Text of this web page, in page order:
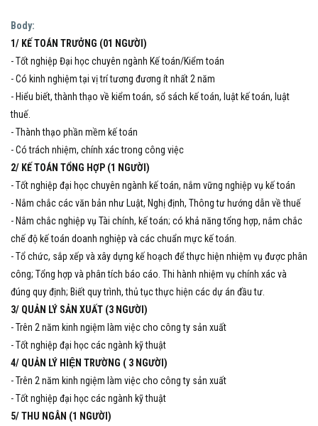
Body:
1/ KẾ TOÁN TRƯỞNG (01 NGƯỜI)
- Tốt nghiệp Đại học chuyên ngành Kế toán/Kiểm toán
- Có kinh nghiệm tại vị trí tương đương ít nhất 2 năm
- Hiểu biết, thành thạo về kiểm toán, sổ sách kế toán, luật kế toán, luật
thuế.
- Thành thạo phần mềm kế toán
- Có trách nhiệm, chính xác trong công việc
2/ KẾ TOÁN TỔNG HỢP (1 NGƯỜI)
- Tốt nghiệp đại học chuyên ngành kế toán, nắm vững nghiệp vụ kế toán
- Nắm chắc các văn bản như Luật, Nghị định, Thông tư hướng dẫn về thuế
- Nắm chắc nghiệp vụ Tài chính, kế toán; có khả năng tổng hợp, nắm chắc
chế độ kế toán doanh nghiệp và các chuẩn mực kế toán.
- Tổ chức, sắp xếp và xây dựng kế hoạch để thực hiện nhiệm vụ được phân
công; Tổng hợp và phân tích báo cáo. Thi hành nhiệm vụ chính xác và
đúng quy định; Biết quy trình, thủ tục thực hiện các dự án đầu tư.
3/ QUẢN LÝ SẢN XUẤT (3 NGƯỜI)
- Trên 2 năm kinh ngiệm làm việc cho công ty sản xuất
- Tốt nghiệp đại học các ngành kỹ thuật
4/ QUẢN LÝ HIỆN TRƯỜNG ( 3 NGƯỜI)
- Trên 2 năm kinh ngiệm làm việc cho công ty sản xuất
- Tốt nghiệp đại học các ngành kỹ thuật
5/ THU NGÂN (1 NGƯỜI)